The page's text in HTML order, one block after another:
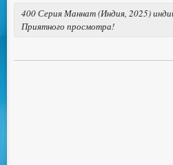
400 Серия Маннат (Индия, 2025)
Приятного просмотра!